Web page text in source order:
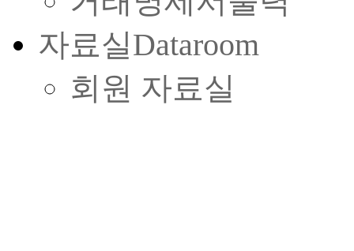
자료실Dataroom
회원 자료실